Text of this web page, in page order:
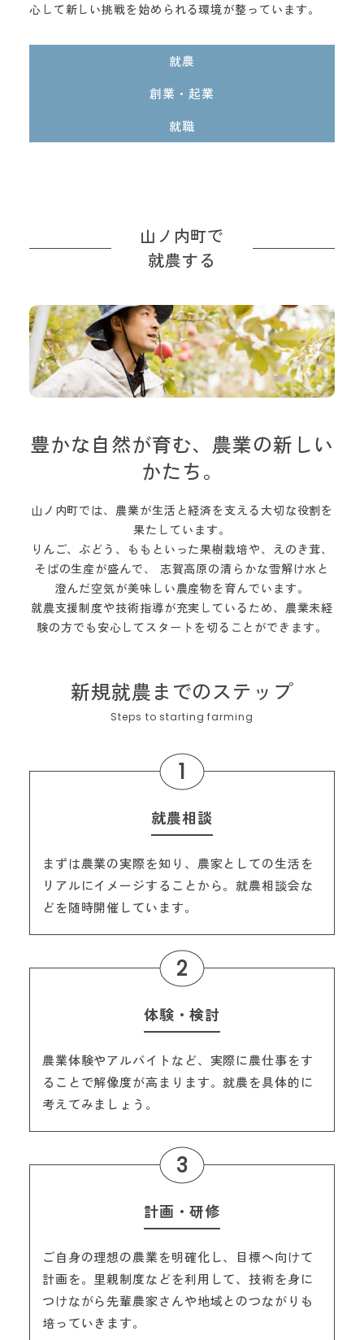
心して新しい挑戦を始められる環境が整っています。
就農
創業・起業
就職
山ノ内町で
就農する
豊かな自然が育む、農業の新しい
かたち。
山ノ内町では、農業が生活と経済を支える大切な役割を
果たしています。
りんご、ぶどう、ももといった果樹栽培や、えのき茸、
そばの生産が盛んで、
志賀高原の清らかな雪解け水と
澄んだ空気が美味しい農産物を育んでいます。
就農支援制度や技術指導が充実しているため、農業未経
験の方でも安心してスタートを切ることができます。
新規就農までのステップ
就農相談
まずは農業の実際を知り、農家としての生活を
リアルにイメージすることから。就農相談会な
どを随時開催しています。
体験・検討
農業体験やアルバイトなど、実際に農仕事をす
ることで解像度が高まります。就農を具体的に
考えてみましょう。
計画・研修
ご自身の理想の農業を明確化し、目標へ向けて
計画を。里親制度などを利用して、技術を身に
つけながら先輩農家さんや地域とのつながりも
培っていきます。